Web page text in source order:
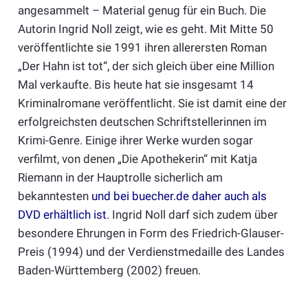
angesammelt – Material genug für ein Buch. Die
Autorin Ingrid Noll zeigt, wie es geht. Mit Mitte 50
veröffentlichte sie 1991 ihren allerersten Roman
„Der Hahn ist tot“, der sich gleich über eine Million
Mal verkaufte. Bis heute hat sie insgesamt 14
Kriminalromane veröffentlicht. Sie ist damit eine der
erfolgreichsten deutschen Schriftstellerinnen im
Krimi-Genre. Einige ihrer Werke wurden sogar
verfilmt, von denen „Die Apothekerin“ mit Katja
Riemann in der Hauptrolle sicherlich am
bekanntesten und bei buecher.de daher auch als
DVD erhältlich ist. Ingrid Noll darf sich zudem über
besondere Ehrungen in Form des Friedrich-Glauser-
Preis (1994) und der Verdienstmedaille des Landes
Baden-Württemberg (2002) freuen.